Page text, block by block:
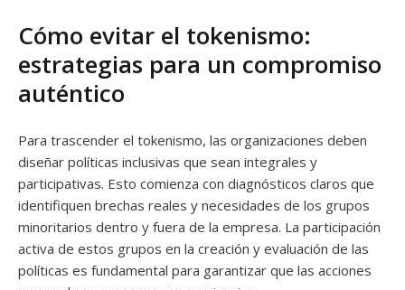
Cómo evitar el tokenismo:
estrategias para un compromiso
auténtico
Para trascender el tokenismo, las organizaciones deben
diseñar políticas inclusivas que sean integrales y
participativas. Esto comienza con diagnósticos claros que
identifiquen brechas reales y necesidades de los grupos
minoritarios dentro y fuera de la empresa. La participación
activa de estos grupos en la creación y evaluación de las
políticas es fundamental para garantizar que las acciones